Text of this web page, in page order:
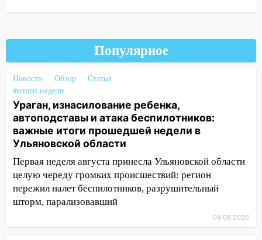
ремонтируют девять мостов: один уже
готов, ещё два — почти завершены
17:00
«Ульяновскалипсис»: последствия
урагана 8 августа
16:38
Прогноз погоды в Ульяновской
области на 9 августа
16:34 Из-за мощной непогоды в
Ульяновске отменили фестиваль «Наше
время»
16:17 Мелекесский район первым в
Ульяновской области намолотил более
Популярное
Новости Обзор
Статьи
#итоги недели
Ураган, изнасилование ребенка,
автоподставы и атака беспилотников:
важные итоги прошедшей недели в
Ульяновской области
Первая неделя августа принесла Ульяновской области
целую череду громких происшествий: регион
пережил налет беспилотников, разрушительный
шторм, парализовавший
09.08.2026